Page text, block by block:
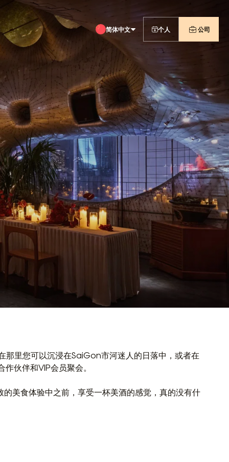
简体中文 个人 公司
那里您可以沉浸在SaiGon市河迷人的日落中，或者在
伙伴和VIP会员聚会。
美食体验中之前，享受一杯美酒的感觉，真的没有什